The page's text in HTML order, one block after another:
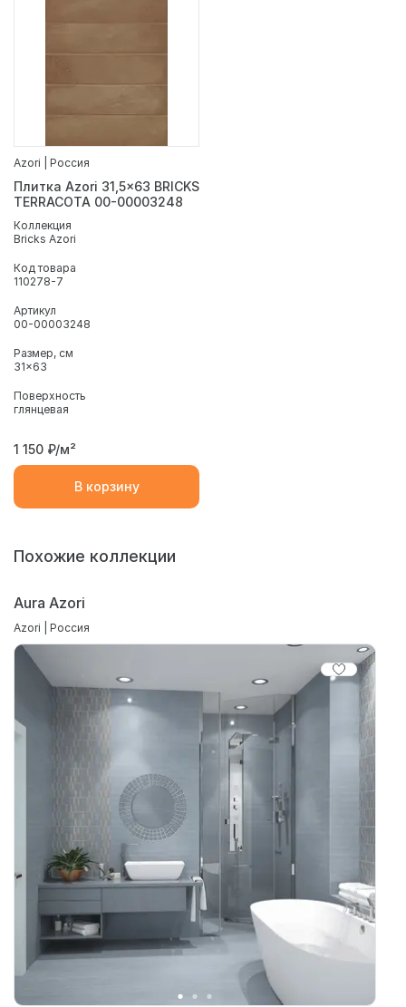
Azori | Россия
Плитка Azori 31,5x63 BRICKS
TERRACOTA 00-00003248
Коллекция
Bricks Azori
Код товара
110278-7
Артикул
00-00003248
Размер, см
31x63
Поверхность
глянцевая
1 150 ₽/м²
В корзину
Похожие коллекции
Aura Azori
Azori | Россия